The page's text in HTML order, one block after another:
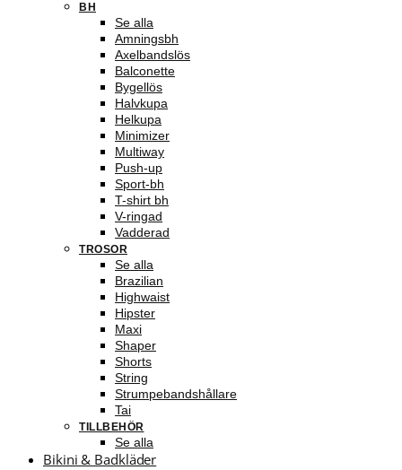
BH
Se alla
Amningsbh
Axelbandslös
Balconette
Bygellös
Halvkupa
Helkupa
Minimizer
Multiway
Push-up
Sport-bh
T-shirt bh
V-ringad
Vadderad
TROSOR
Se alla
Brazilian
Highwaist
Hipster
Maxi
Shaper
Shorts
String
Strumpebandshållare
Tai
TILLBEHÖR
Se alla
Bikini & Badkläder